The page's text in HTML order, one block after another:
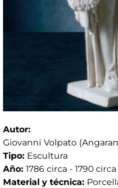
Autor:
Giovanni Volpato
Tipo: Escultura
Año: 1786 circa - 1790 circa
Material y técnica: